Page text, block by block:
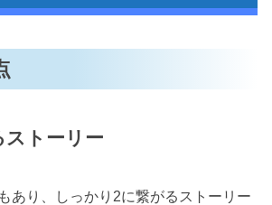
ストーリー
あり、しっかり2に繋がるストーリー